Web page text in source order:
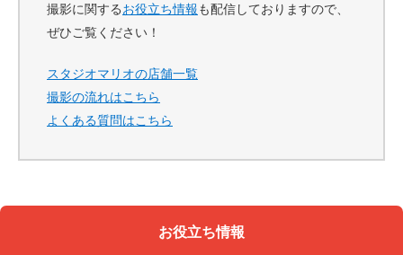
撮影に関するお役立ち情報も配信しておりますので、
ぜひご覧ください！
スタジオマリオの店舗一覧
撮影の流れはこちら
よくある質問はこちら
お役立ち情報